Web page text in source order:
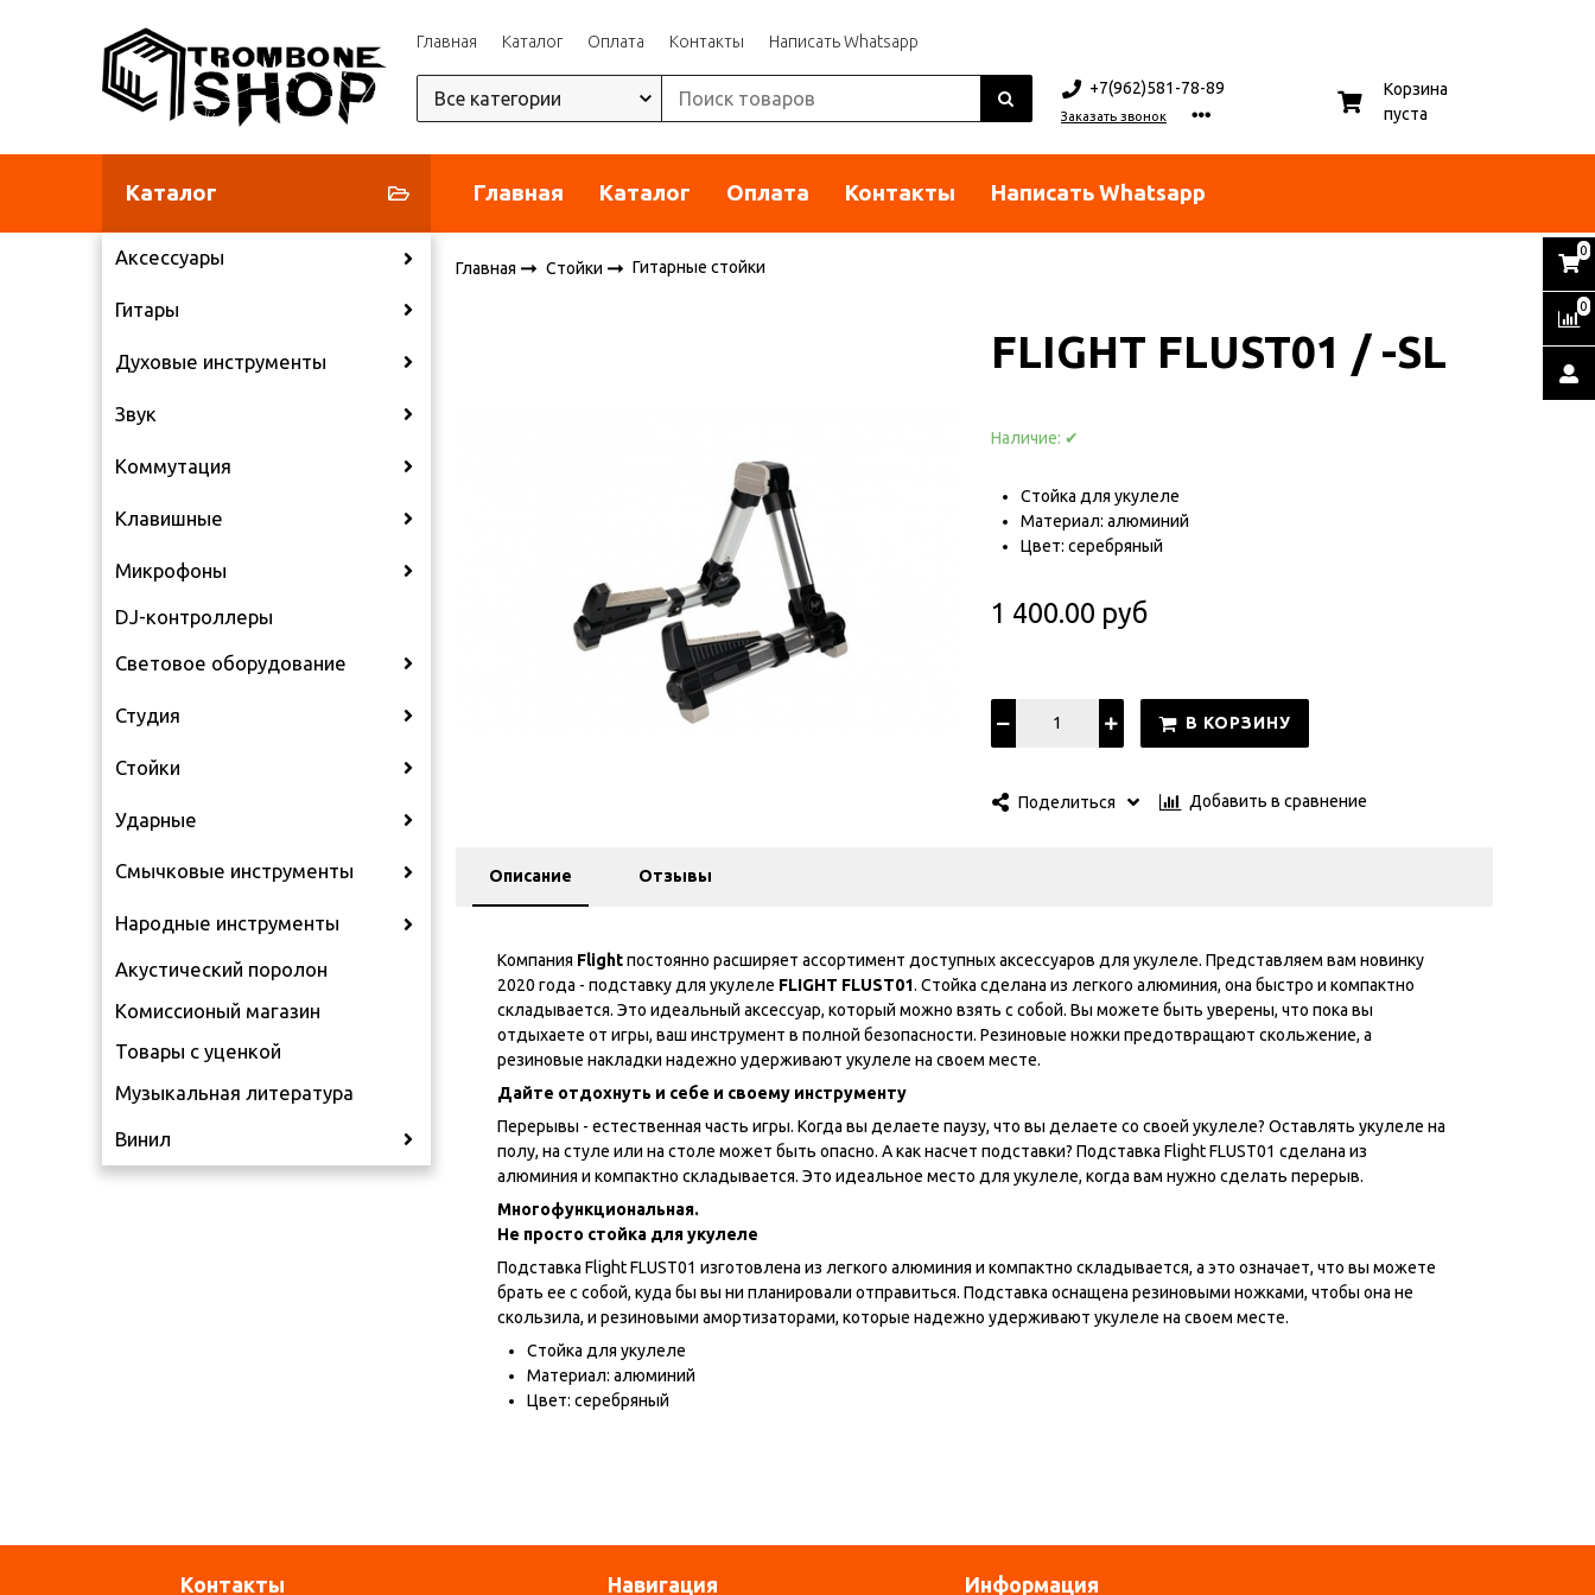
Главная Каталог Оплата Контакты Написать Whatsapp
+7(962)581-78-89
Заказать звонок
Корзина
пуста
Каталог Главная Каталог Оплата Контакты Написать Whatsapp
Аксессуары
Гитары
Духовые инструменты
Звук
Коммутация
Клавишные
Микрофоны
DJ-контроллеры
Световое оборудование
Студия
Стойки
Ударные
Смычковые инструменты
Народные инструменты
Акустический поролон
Комиссионый магазин
Товары с уценкой
Музыкальная литература
Винил
Главная Стойки Гитарные стойки
FLIGHT FLUST01 / -SL
Наличие: ✔
Стойка для укулеле
Материал: алюминий
Цвет: серебряный
1 400.00 руб
В КОРЗИНУ
Поделиться Добавить в сравнение
Описание Отзывы
Компания Flight постоянно расширяет ассортимент доступных аксессуаров для укулеле. Представляем вам новинку
2020 года - подставку для укулеле FLIGHT FLUST01. Стойка сделана из легкого алюминия, она быстро и компактно
складывается. Это идеальный аксессуар, который можно взять с собой. Вы можете быть уверены, что пока вы
отдыхаете от игры, ваш инструмент в полной безопасности. Резиновые ножки предотвращают скольжение, а
резиновые накладки надежно удерживают укулеле на своем месте.
Дайте отдохнуть и себе и своему инструменту
Перерывы - естественная часть игры. Когда вы делаете паузу, что вы делаете со своей укулеле? Оставлять укулеле на
полу, на стуле или на столе может быть опасно. А как насчет подставки? Подставка Flight FLUST01 сделана из
алюминия и компактно складывается. Это идеальное место для укулеле, когда вам нужно сделать перерыв.
Многофункциональная.
Не просто стойка для укулеле
Подставка Flight FLUST01 изготовлена из легкого алюминия и компактно складывается, а это означает, что вы можете
брать ее с собой, куда бы вы ни планировали отправиться. Подставка оснащена резиновыми ножками, чтобы она не
скользила, и резиновыми амортизаторами, которые надежно удерживают укулеле на своем месте.
Стойка для укулеле
Материал: алюминий
Цвет: серебряный
0
0
Навигация Информация
Контакты